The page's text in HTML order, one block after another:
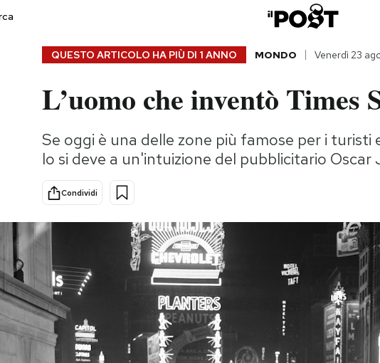
Consumismi
Storie/Idee
Ok Boomer!
Media
Europa
Altrecose
Mondiali calcio 2026
QUESTO ARTICOLO HA PIÙ DI 1 ANNO MONDO Venerdì 23
L’uomo che inventò Times
Se oggi è una delle zone più famose per i turisti
lo si deve a un'intuizione del pubblicitario Oscar
Condividi